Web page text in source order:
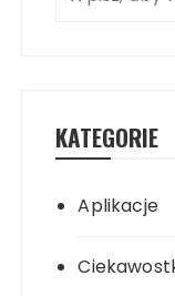
KATEGORIE
Aplikacje